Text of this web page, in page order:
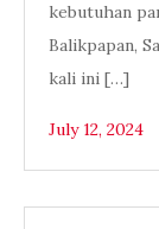
kebutuhan
Balikpapan,
kali ini […]
July 12, 2024